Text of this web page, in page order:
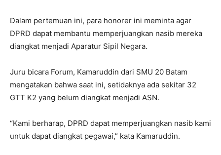
Dalam pertemuan ini, para honorer ini meminta agar
DPRD dapat membantu memperjuangkan nasib mereka
diangkat menjadi Aparatur Sipil Negara.
Juru bicara Forum, Kamaruddin dari SMU 20 Batam
mengatakan bahwa saat ini, setidaknya ada sekitar 32
GTT K2 yang belum diangkat menjadi ASN.
“Kami berharap, DPRD dapat memperjuangkan nasib kami
untuk dapat diangkat pegawai,” kata Kamaruddin.